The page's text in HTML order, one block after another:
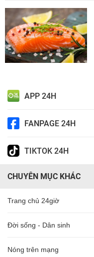
APP 24H
FANPAGE 24H
TIKTOK 24H
CHUYÊN MỤC KHÁC
Trang chủ 24giờ
Đời sống - Dân sinh
Nóng trên mạng